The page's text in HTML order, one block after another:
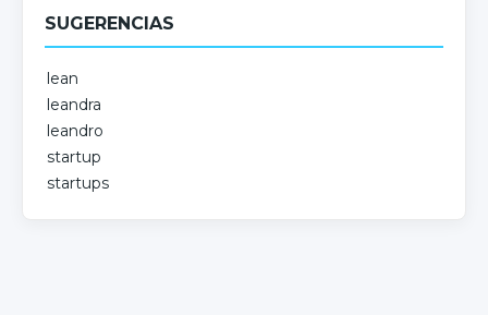
SUGERENCIAS
lean
leandra
leandro
startup
startups